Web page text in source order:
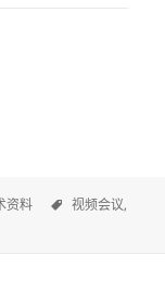
资料
视频会议